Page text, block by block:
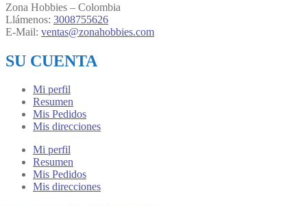
Zona Hobbies – Colombia
Llámenos: 3008755626
E-Mail: ventas@zonahobbies.com
SU CUENTA
Mi perfil
Resumen
Mis Pedidos
Mis direcciones
Mi perfil
Resumen
Mis Pedidos
Mis direcciones